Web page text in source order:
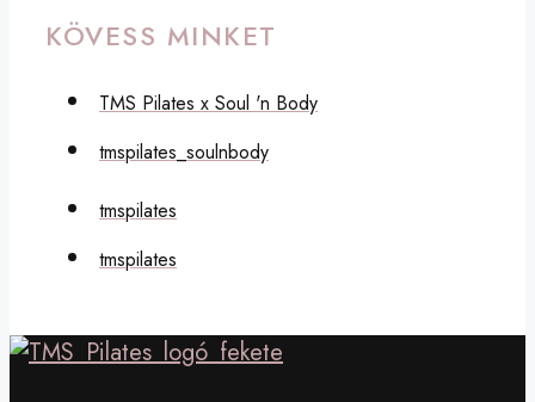
KÖVESS MINKET
TMS Pilates x Soul 'n Body
tmspilates_soulnbody
tmspilates
tmspilates